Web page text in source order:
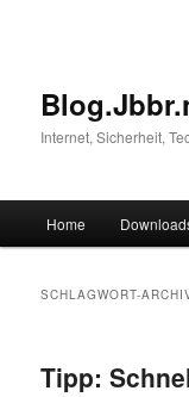
Internet, Sicherheit,
Zum
Zum
wechseln
Home
SCHLAGWORT-
Tipp: